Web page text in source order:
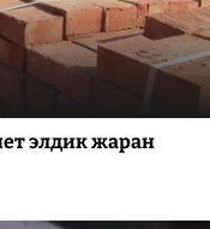
элдик жаран